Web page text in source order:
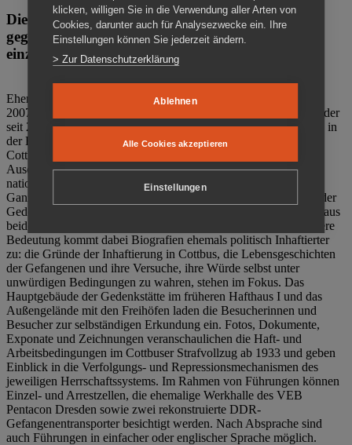
Die Gedenkstätte Zuchthaus Cottbus ist ein Ort
gegen das Vergessen. Anschaulich, nah und
einzigartig.
Ehemalige politische Häftlinge der DDR gründeten im Oktober
2007 den Verein Menschenrechtszentrum Cottbus e. V. (MRZ), der
seit 2011 Eigentümer des ehemaligen Gefängnisses (1860-2002) in
der Bautzener Straße und Träger der Gedenkstätte Zuchthaus
Cottbus ist. Im Zentrum der Arbeit der Gedenkstätte steht die
Auseinandersetzung mit politischem Unrecht während der
nationalsozialistischen Terrorherrschaft und der SED-Diktatur.
Ganzjährig zeigen mehrere Dauer- und Sonderausstellungen in der
Gedenkstätte Zuchthaus Cottbus Beispiele politischen Unrechts aus
beiden deutschen Diktaturen des 20. Jahrhunderts. Eine besondere
Bedeutung kommt dabei Biografien ehemals politisch Inhaftierter
zu: die Gründe der Inhaftierung in Cottbus, die Lebensgeschichten
der Gefangenen und ihre Versuche, ihre Würde selbst unter
unwürdigen Bedingungen zu wahren, stehen im Fokus. Das
Hauptgebäude der Gedenkstätte im früheren Hafthaus I und das
Außengelände mit den Freihöfen laden die Besucherinnen und
Besucher zur selbständigen Erkundung ein. Fotos, Dokumente,
Exponate und Zeichnungen veranschaulichen die Haft- und
Arbeitsbedingungen im Cottbuser Strafvollzug ab 1933 und geben
Einblick in die Verfolgungs- und Repressionsmechanismen des
jeweiligen Herrschaftssystems. Im Rahmen von Führungen können
Einzel- und Arrestzellen, die ehemalige Werkhalle des VEB
Pentacon Dresden sowie zwei rekonstruierte DDR-
Gefangenentransporter besichtigt werden. Nach Absprache sind
auch Führungen in einfacher oder englischer Sprache möglich.
klicken, willigen Sie in die Verwendung aller Arten von
Cookies, darunter auch für Analysezwecke ein. Ihre
Einstellungen können Sie jederzeit ändern.
> Zur Datenschutzerklärung
Ablehnen
Alle Cookies akzeptieren
Einstellungen